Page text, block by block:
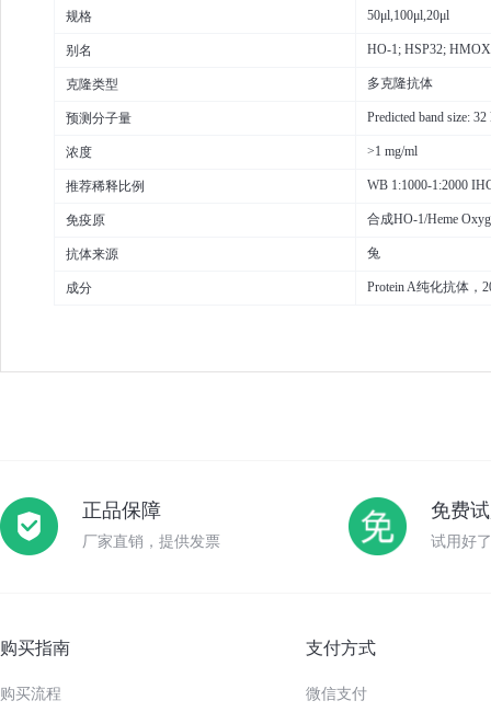
规格 50μl,100μl,20μl
别名 HO-1; HSP32;
克隆类型 多克隆抗体
预测分子量 Predicted band size:
浓度 >1 mg/ml
推荐稀释比例 WB 1:1000-1:2000
免疫原 合成HO-1/Heme
抗体来源 兔
成分 Protein A纯化抗体，
正品保障
厂家直销，提供发票
免费
试用好
购买指南
购买流程
支付方式
微信支付